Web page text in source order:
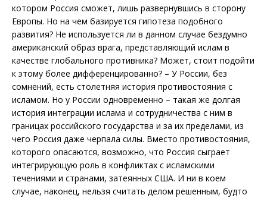
котором Россия сможет, лишь развернувшись в сторону
Европы. Но на чем базируется гипотеза подобного
развития? Не используется ли в данном случае бездумно
американский образ врага, представляющий ислам в
качестве глобального противника? Может, стоит подойти
к этому более дифференцированно? – У России, без
сомнений, есть столетняя история противостояния с
исламом. Но у России одновременно – такая же долгая
история интеграции ислама и сотрудничества с ним в
границах российского государства и за их пределами, из
чего Россия даже черпала силы. Вместо противостояния,
которого опасаются, возможно, что Россия сыграет
интегрирующую роль в конфликтах с исламскими
течениями и странами, затеянных США. И ни в коем
случае, наконец, нельзя считать делом решенным, будто